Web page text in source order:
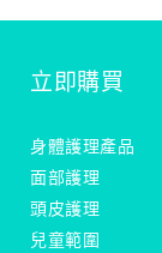
立即購買
身體護理產品
面部護理
頭皮護理
兒童範圍